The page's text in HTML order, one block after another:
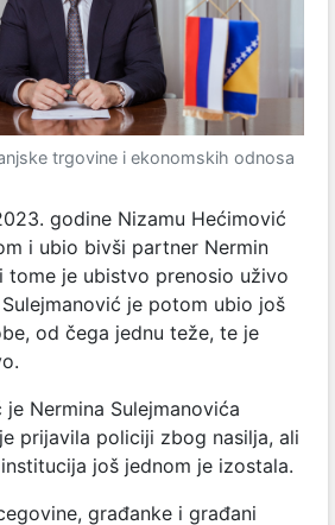
trgovine i ekonomskih odnosa
godine Nizamu Hećimović
i ubio bivši partner Nermin
tome je ubistvo prenosio uživo
je potom ubio još
od čega jednu teže, te je
Nermina Sulejmanovića
prijavila policiji zbog nasilja, ali
još jednom je izostala.
građanke i građani